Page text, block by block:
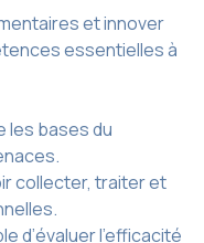
et innover
essentielles à
les bases du
collecter, traiter et
d’évaluer l’efficacité